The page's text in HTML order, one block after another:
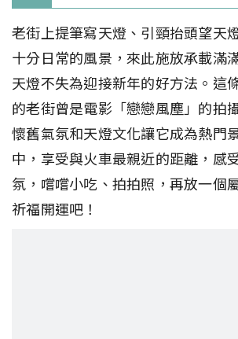
老街上提筆寫天燈、引頸抬頭望天
十分日常的風景，來此施放承載滿
天燈不失為迎接新年的好方法。這
的老街曾是電影「戀戀風塵」的拍
懷舊氣氛和天燈文化讓它成為熱門
中，享受與火車最親近的距離，感
氛，嚐嚐小吃、拍拍照，再放一個
祈福開運吧！